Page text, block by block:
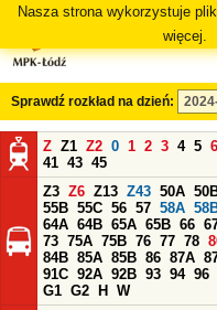
Nasza strona wykorzystuje
więcej.
Sprawdź rozkład na dzień:
Z Z1 Z2 0 1 2 3 4 5 6
41 43 45
Z3 Z6 Z13 Z43 50A
55B 55C 56 57 58A
64A 64B 65A 65B 66
73 75A 75B 76 77 78
84B 85A 85B 86 87A
91C 92A 92B 93 94 96
G1 G2 H
W